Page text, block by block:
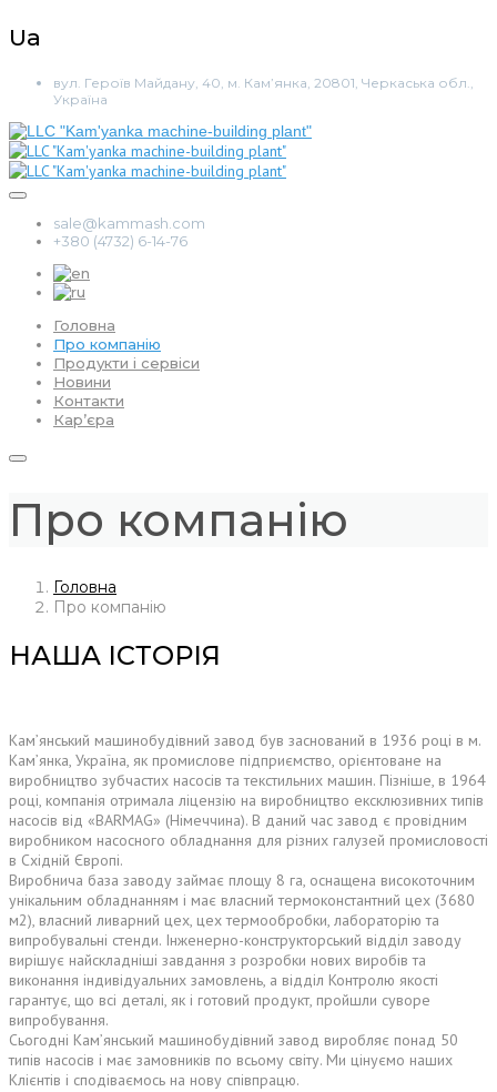
Ua
вул. Героїв Майдану, 40, м. Кам’янка, 20801, Черкаська обл.,
Україна
sale@kammash.com
+380 (4732) 6-14-76
Головна
Про компанію
Продукти і сервіси
Новини
Контакти
Кар’єра
Про компанію
Головна
Про компанію
НАША ІСТОРІЯ
Кам’янський машинобудівний завод був заснований в 1936 році в м.
Кам’янка, Україна, як промислове підприємство, орієнтоване на
виробництво зубчастих насосів та текстильних машин. Пізніше, в 1964
році, компанія отримала ліцензію на виробництво ексклюзивних типів
насосів від «BARMAG» (Німеччина). В даний час завод є провідним
виробником насосного обладнання для різних галузей промисловості
в Східній Європі.
Виробнича база заводу займає площу 8 га, оснащена високоточним
унікальним обладнанням і має власний термоконстантний цех (3680
м2), власний ливарний цех, цех термообробки, лабораторію та
випробувальні стенди. Інженерно-конструкторський відділ заводу
вирішує найскладніші завдання з розробки нових виробів та
виконання індивідуальних замовлень, а відділ Контролю якості
гарантує, що всі деталі, як і готовий продукт, пройшли суворе
випробування.
Сьогодні Кам’янський машинобудівний завод виробляє понад 50
типів насосів і має замовників по всьому світу. Ми цінуємо наших
Клієнтів і сподіваємось на нову співпрацю.